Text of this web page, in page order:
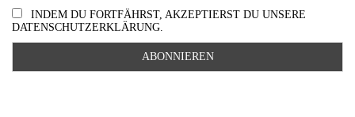
INDEM DU FORTFÄHRST, AKZEPTIERST DU UNSERE
DATENSCHUTZERKLÄRUNG.